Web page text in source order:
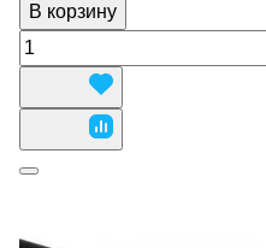
В корзину